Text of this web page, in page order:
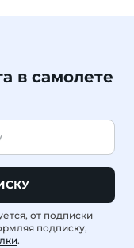
в самолете
от подписки
подписку,
.